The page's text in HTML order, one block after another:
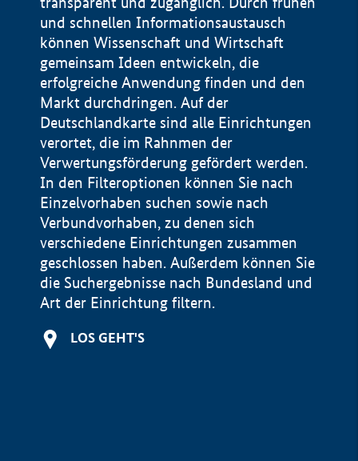
und schnellen Informationsaustausch
können Wissenschaft und Wirtschaft
gemeinsam Ideen entwickeln, die
erfolgreiche Anwendung finden und den
Markt durchdringen. Auf der
Deutschlandkarte sind alle Einrichtungen
verortet, die im Rahnmen der
Verwertungsförderung gefördert werden.
In den Filteroptionen können Sie nach
Einzelvorhaben suchen sowie nach
Verbundvorhaben, zu denen sich
verschiedene Einrichtungen zusammen
geschlossen haben. Außerdem können Sie
die Suchergebnisse nach Bundesland und
Art der Einrichtung filtern.
LOS GEHT'S